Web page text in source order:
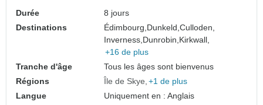
Durée
8 jours
Destinations
Édimbourg, Dunkeld,Culloden,
Inverness, Dunrobin, Kirkwall,
+16 de plus
Tranche d'âge
Tous les âges sont bienvenus
Régions
Île de Skye +1 de plus
Langue
Uniquement en : Anglais